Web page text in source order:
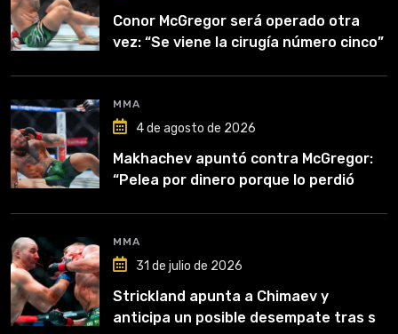
Conor McGregor será operado otra
vez: “Se viene la cirugía número cinco”
MMA
4 de agosto de 2026
Makhachev apuntó contra McGregor:
“Pelea por dinero porque lo perdió
MMA
31 de julio de 2026
Strickland apunta a Chimaev y
anticipa un posible desempate tras su